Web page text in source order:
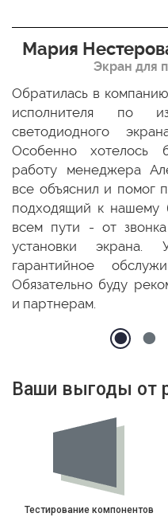
Мария
Экран для
Обратилась в
исполнителя по
светодиодного
Особенно хотелось
работу менеджера
все объяснил и помог
подходящий к нашему
всем пути - от
установки
гарантийное
Обязательно буду
и партнерам.
Ваши выгоды от
Тестирование компонентов